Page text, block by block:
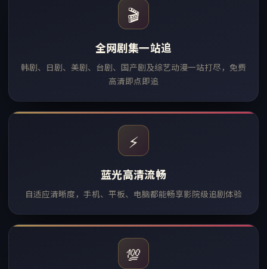
🎬
全网剧集一站追
韩剧、日剧、美剧、台剧、国产剧及综艺动漫一站打尽，免费
高清即点即追
⚡
蓝光高清流畅
自适应清晰度，手机、平板、电脑都能畅享影院级追剧体验
💯